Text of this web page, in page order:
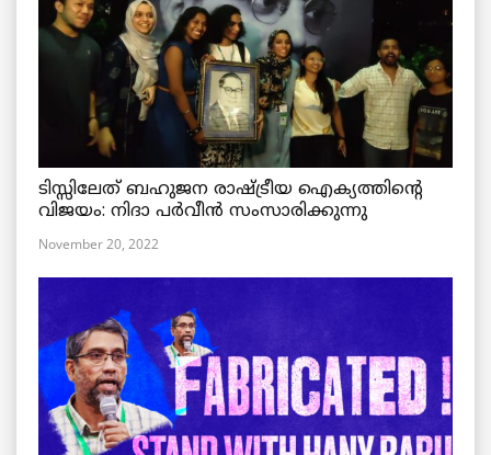
ടിസ്സിലേത് ബഹുജന രാഷ്ട്രീയ ഐക്യത്തിന്റെ
വിജയം: നിദാ പർവീൻ സംസാരിക്കുന്നു
November 20, 2022